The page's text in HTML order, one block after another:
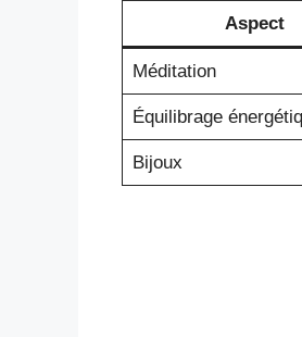
Aspect
Méditation
Équilibrage
Bijoux